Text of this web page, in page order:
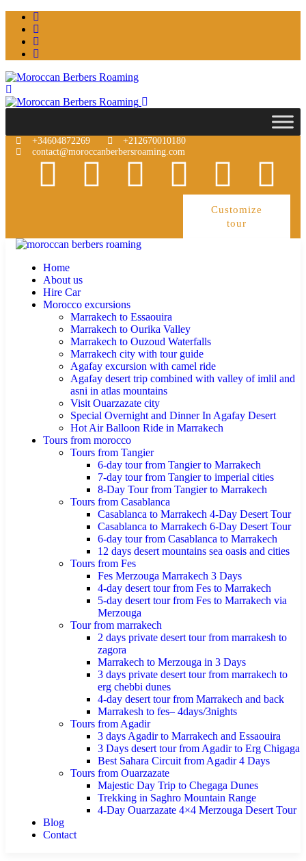
+34604872269
+212670010180
contact@moroccanberbersroaming.com
Customize
tour
Home
About us
Hire Car
Morocco excursions
Marrakech to Essaouira
Marrakech to Ourika Valley
Marrakech to Ouzoud Waterfalls
Marrakech city with tour guide
Agafay excursion with camel ride
Agafay desert trip combined with valley of imlil and
asni in atlas mountains
Visit Ouarzazate city
Special Overnight and Dinner In Agafay Desert
Hot Air Balloon Ride in Marrakech
Tours from morocco
Tours from Tangier
6-day tour from Tangier to Marrakech
7-day tour from Tangier to imperial cities
8-Day Tour from Tangier to Marrakech
Tours from Casablanca
Casablanca to Marrakech 4-Day Desert Tour
Casablanca to Marrakech 6-Day Desert Tour
6-day tour from Casablanca to Marrakech
12 days desert mountains sea oasis and cities
Tours from Fes
Fes Merzouga Marrakech 3 Days
4-day desert tour from Fes to Marrakech
5-day desert tour from Fes to Marrakech via
Merzouga
Tour from marrakech
2 days private desert tour from marrakesh to
zagora
Marrakech to Merzouga in 3 Days
3 days private desert tour from marrakech to
erg chebbi dunes
4-day desert tour from Marrakech and back
Marrakesh to fes– 4days/3nights
Tours from Agadir
3 days Agadir to Marrakech and Essaouira
3 Days desert tour from Agadir to Erg Chigaga
Best Sahara Circuit from Agadir 4 Days
Tours from Ouarzazate
Majestic Day Trip to Chegaga Dunes
Trekking in Saghro Mountain Range
4-Day Ouarzazate 4×4 Merzouga Desert Tour
Blog
Contact